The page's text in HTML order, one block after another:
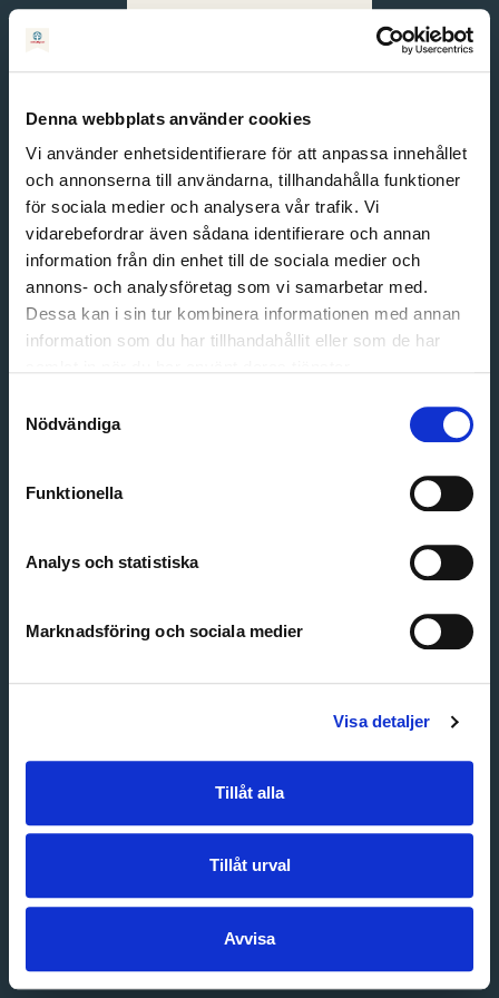
Denna webbplats använder cookies
Vi använder enhetsidentifierare för att anpassa innehållet
och annonserna till användarna, tillhandahålla funktioner
för sociala medier och analysera vår trafik. Vi
vidarebefordrar även sådana identifierare och annan
information från din enhet till de sociala medier och
annons- och analysföretag som vi samarbetar med.
Dessa kan i sin tur kombinera informationen med annan
information som du har tillhandahållit eller som de har
Nödvändiga
Funktionella
Analys och statistiska
Marknadsföring och sociala medier
Visa detaljer
Tillåt alla
Tillåt urval
Avvisa
English
Svenska
Email address
Customer service